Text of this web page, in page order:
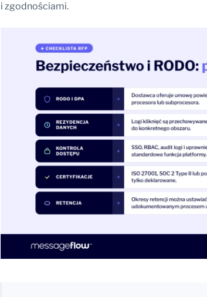
i zgodnościami.